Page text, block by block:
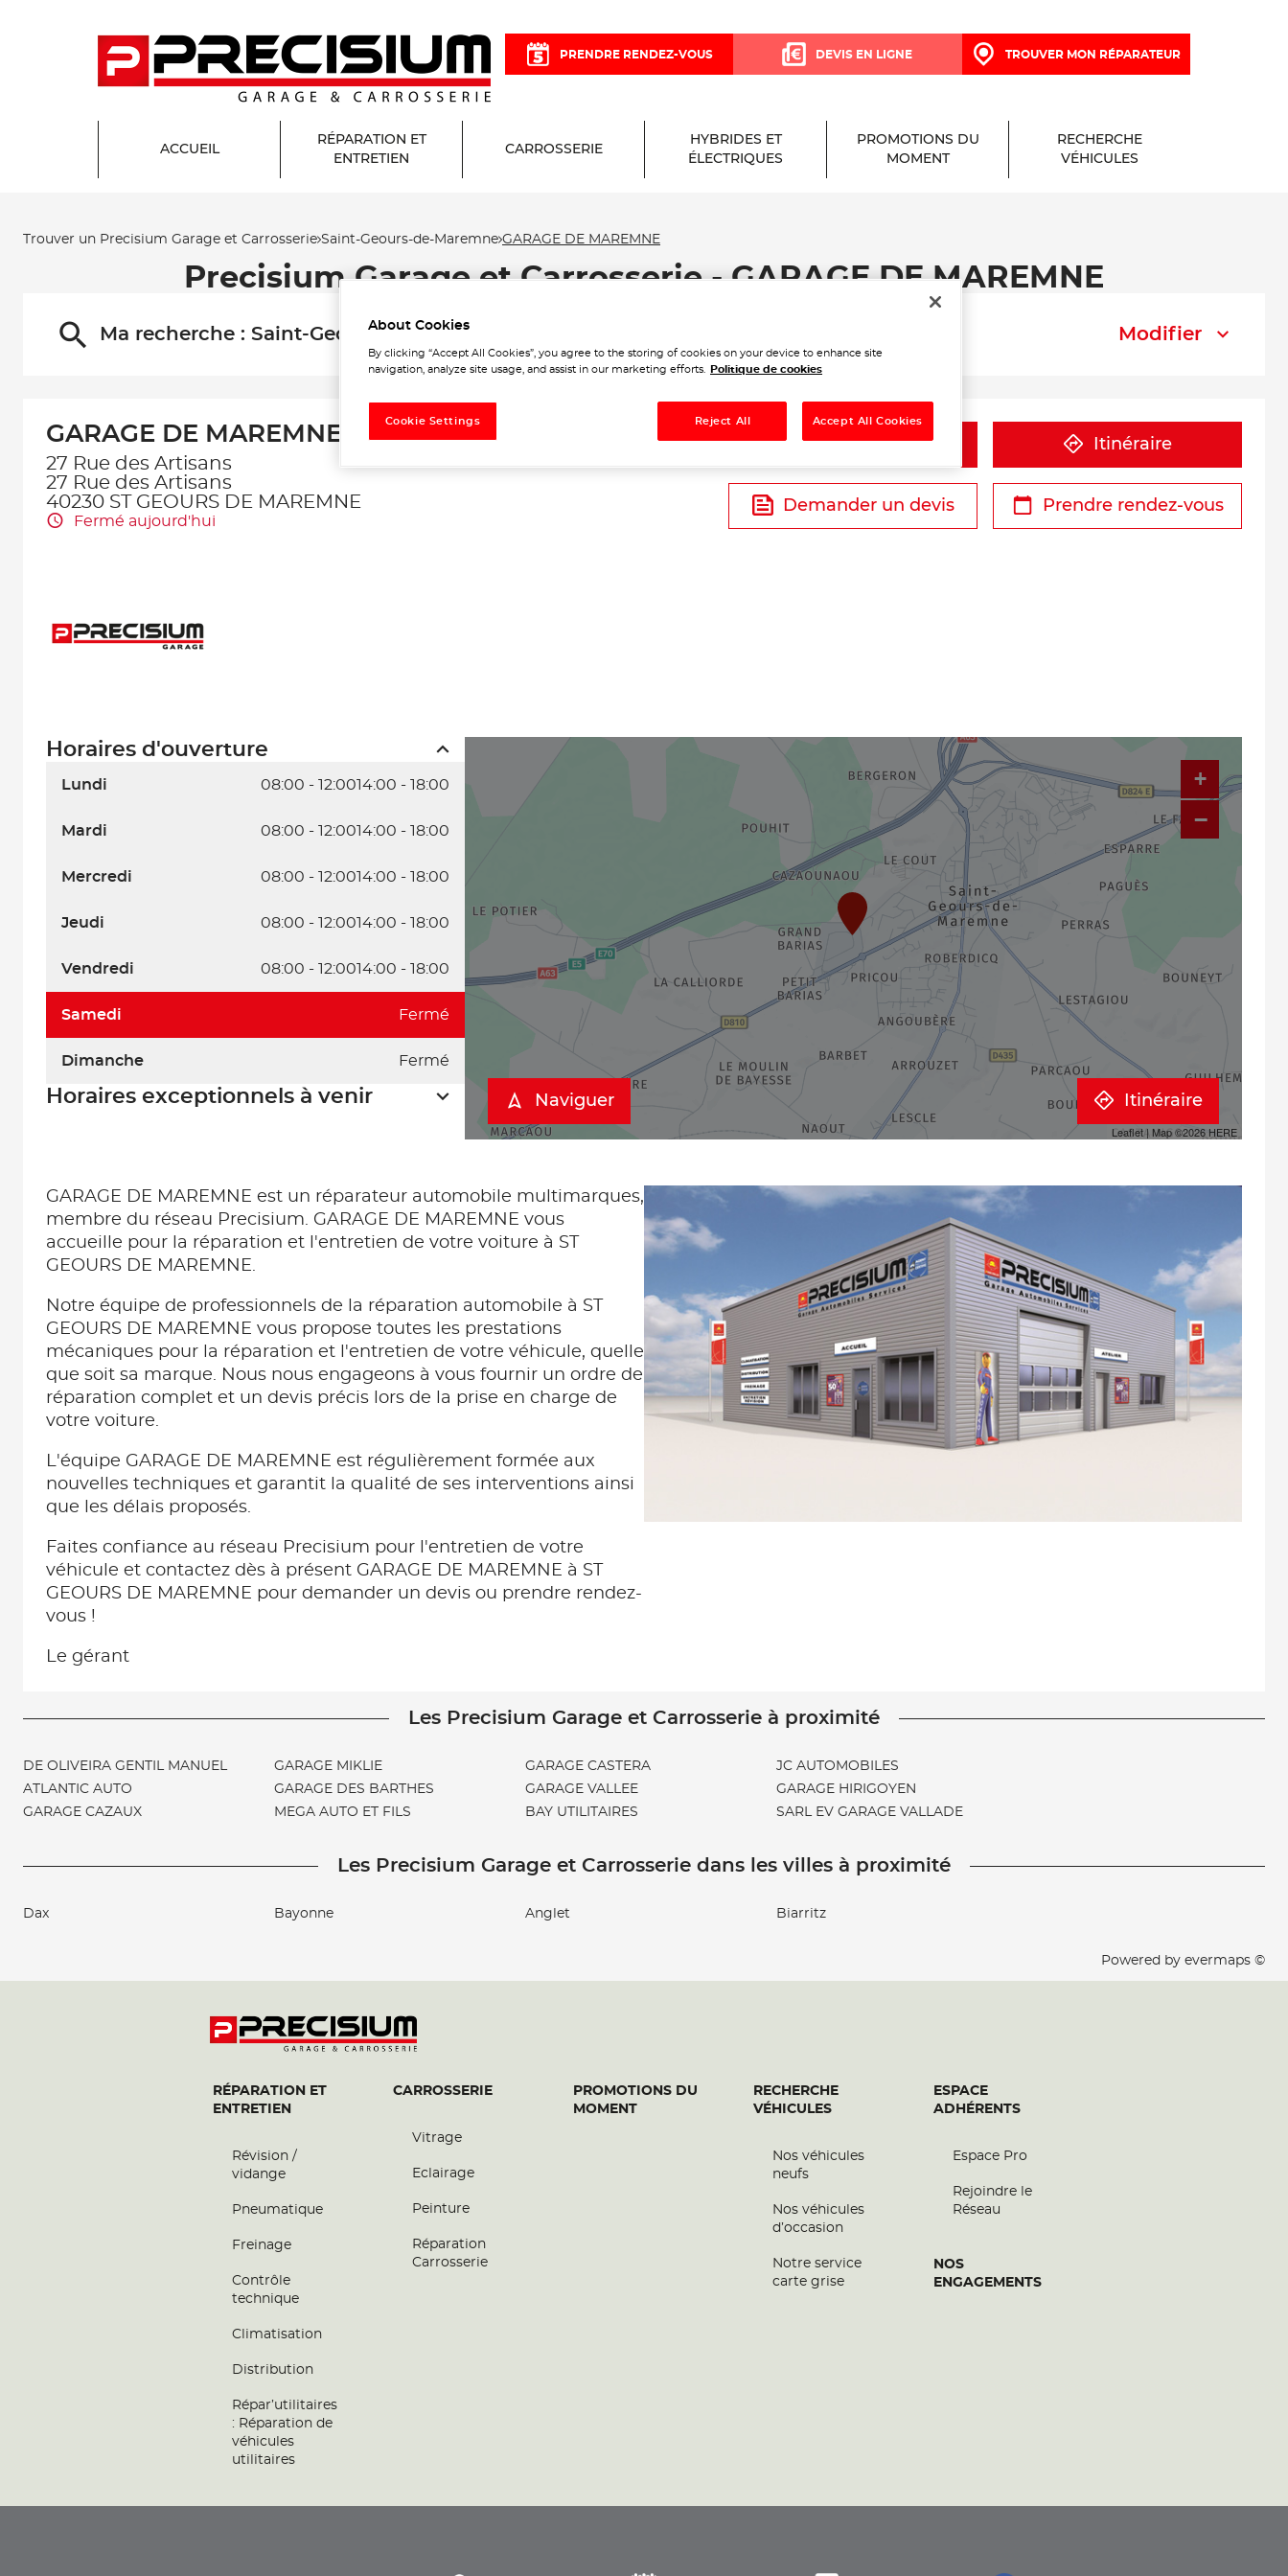
PRENDRE RENDEZ-VOUS DEVIS EN LIGNE TROUVER MON RÉPARATEUR
ACCUEIL
RÉPARATION ET
ENTRETIEN
CARROSSERIE
HYBRIDES ET
ÉLECTRIQUES
PROMOTIONS DU
MOMENT
RECHERCHE
VÉHICULES
Trouver un Precisium Garage et Carrosserie Saint-Geours-de-Maremne GARAGE DE MAREMNE
Precisium Garage et Carrosserie - GARAGE DE MAREMNE
Ma recherche : Saint-Geours-de-Maremne Modifier
GARAGE DE MAREMNE
27 Rue des Artisans
27 Rue des Artisans
40230 ST GEOURS DE MAREMNE
Fermé aujourd'hui
Téléphone Itinéraire
Demander un devis Prendre rendez-vous
Horaires d'ouverture
Lundi 08:00 - 12:0014:00 - 18:00
Mardi 08:00 - 12:0014:00 - 18:00
Mercredi 08:00 - 12:0014:00 - 18:00
Jeudi 08:00 - 12:0014:00 - 18:00
Vendredi 08:00 - 12:0014:00 - 18:00
Samedi Fermé
Dimanche Fermé
Horaires exceptionnels à venir
+
−
Leaflet| Map ©2026 HERE
Naviguer Itinéraire
GARAGE DE MAREMNE est un réparateur automobile multimarques,
membre du réseau Precisium. GARAGE DE MAREMNE vous
accueille pour la réparation et l'entretien de votre voiture à ST
GEOURS DE MAREMNE.
Notre équipe de professionnels de la réparation automobile à ST
GEOURS DE MAREMNE vous propose toutes les prestations
mécaniques pour la réparation et l'entretien de votre véhicule, quelle
que soit sa marque. Nous nous engageons à vous fournir un ordre de
réparation complet et un devis précis lors de la prise en charge de
votre voiture.
L'équipe GARAGE DE MAREMNE est régulièrement formée aux
nouvelles techniques et garantit la qualité de ses interventions ainsi
que les délais proposés.
Faites confiance au réseau Precisium pour l'entretien de votre
véhicule et contactez dès à présent GARAGE DE MAREMNE à ST
GEOURS DE MAREMNE pour demander un devis ou prendre rendez-
vous !
Le gérant
Les Precisium Garage et Carrosserie à proximité
DE OLIVEIRA GENTIL MANUEL
ATLANTIC AUTO
GARAGE CAZAUX
GARAGE MIKLIE
GARAGE DES BARTHES
MEGA AUTO ET FILS
GARAGE CASTERA
GARAGE VALLEE
BAY UTILITAIRES
JC AUTOMOBILES
GARAGE HIRIGOYEN
SARL EV GARAGE VALLADE
Les Precisium Garage et Carrosserie dans les villes à proximité
Dax Bayonne Anglet Biarritz
Powered by evermaps ©
RÉPARATION ET
ENTRETIEN
Révision /
vidange
Pneumatique
Freinage
Contrôle
technique
Climatisation
Distribution
Répar’utilitaires
: Réparation de
véhicules
utilitaires
CARROSSERIE
Vitrage
Eclairage
Peinture
Réparation
Carrosserie
PROMOTIONS DU
MOMENT
RECHERCHE
VÉHICULES
Nos véhicules
neufs
Nos véhicules
d’occasion
Notre service
carte grise
ESPACE
ADHÉRENTS
Espace Pro
Rejoindre le
Réseau
NOS
ENGAGEMENTS
About Cookies
By clicking “Accept All Cookies”, you agree to the storing of cookies on your device to enhance site
navigation, analyze site usage, and assist in our marketing efforts.
Politique de cookies
Reject All Accept All Cookies
Cookie Settings